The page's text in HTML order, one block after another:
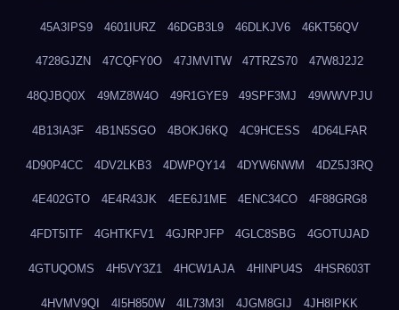
45A3IPS9 4601IURZ 46DGB3L9 46DLKJV6 46KT56QV
4728GJZN 47CQFY0O 47JMVITW 47TRZS70 47W8J2J2
48QJBQ0X 49MZ8W4O 49R1GYE9 49SPF3MJ 49WWVPJU
4B13IA3F 4B1N5SGO 4BOKJ6KQ 4C9HCESS 4D64LFAR
4D90P4CC 4DV2LKB3 4DWPQY14 4DYW6NWM 4DZ5J3RQ
4E402GTO 4E4R43JK 4EE6J1ME 4ENC34CO 4F88GRG8
4FDT5ITF 4GHTKFV1 4GJRPJFP 4GLC8SBG 4GOTUJAD
4GTUQOMS 4H5VY3Z1 4HCW1AJA 4HINPU4S 4HSR603T
4HVMV9QI 4I5H850W 4IL73M3I 4JGM8GIJ 4JH8IPKK